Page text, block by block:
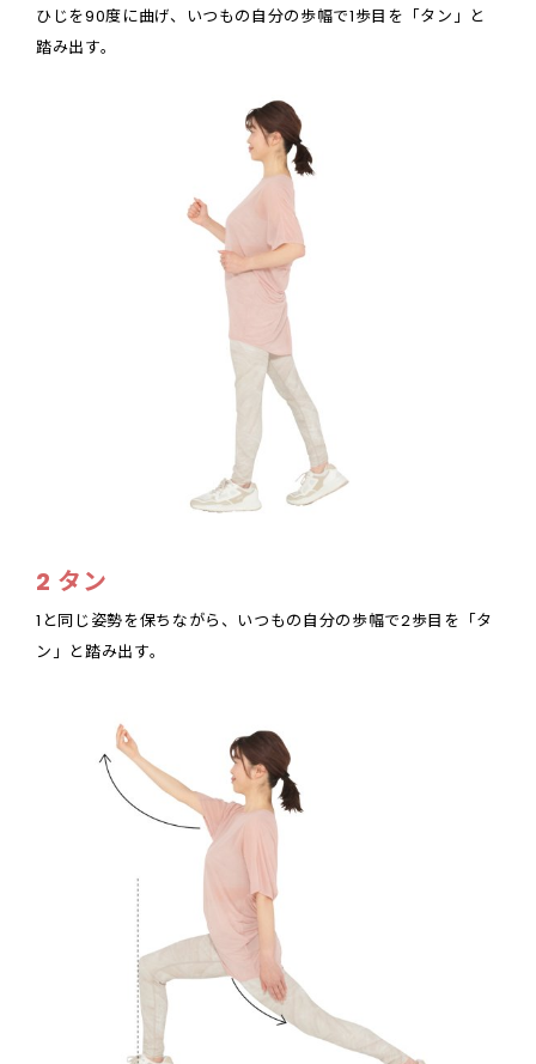
ひじを90度に曲げ、いつもの自分の歩幅で1歩目を「タン」と
踏み出す。
2 タン
1と同じ姿勢を保ちながら、いつもの自分の歩幅で2歩目を「タ
ン」と踏み出す。